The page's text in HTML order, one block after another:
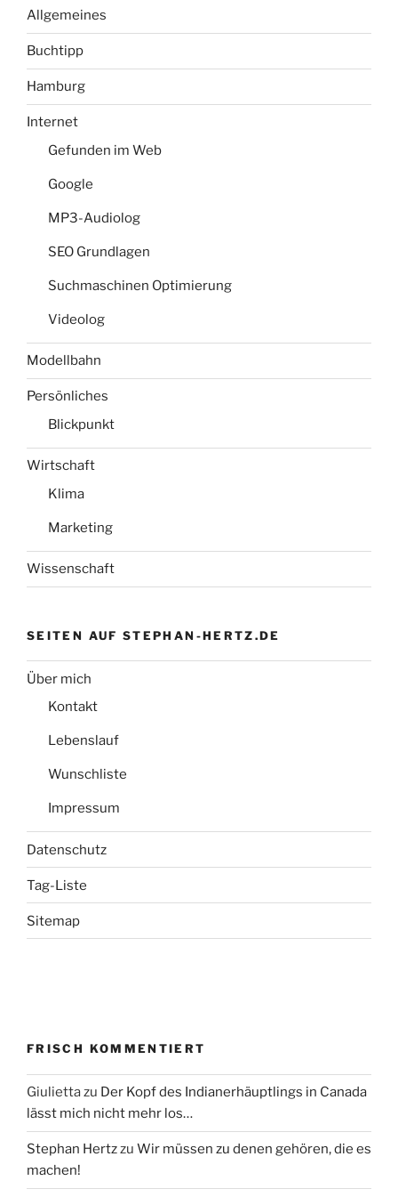
Allgemeines
Buchtipp
Hamburg
Internet
Gefunden im Web
Google
MP3-Audiolog
SEO Grundlagen
Suchmaschinen Optimierung
Videolog
Modellbahn
Persönliches
Blickpunkt
Wirtschaft
Klima
Marketing
Wissenschaft
SEITEN AUF STEPHAN-HERTZ.DE
Über mich
Kontakt
Lebenslauf
Wunschliste
Impressum
Datenschutz
Tag-Liste
Sitemap
FRISCH KOMMENTIERT
Giuliettazu Der Kopf des Indianerhäuptlings in Canada
lässt mich nicht mehr los…
Stephan Hertzzu Wir müssen zu denen gehören, die es
machen!